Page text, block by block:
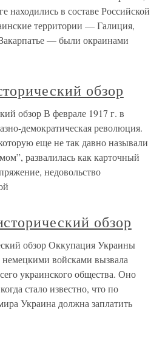
находились в составе Российской
территории — Галиция,
— были окраинами
обзор
обзор В феврале 1917 г. в
демократическая революция.
еще не так давно называли
развалилась как карточный
недовольство
обзор
обзор Оккупация Украины
войсками вызвала
украинского общества. Оно
стало известно, что по
Украина должна заплатить